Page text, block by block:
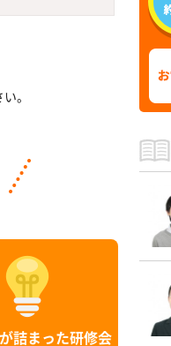
。
詰まった研修会